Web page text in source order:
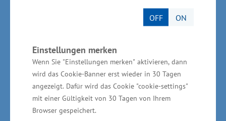
OFF ON
Einstellungen merken
Wenn Sie "Einstellungen merken" aktivieren, dann
wird das Cookie-Banner erst wieder in 30 Tagen
angezeigt. Dafür wird das Cookie "cookie-settings"
mit einer Gültigkeit von 30 Tagen von Ihrem
Browser gespeichert.
hygienische Verstauen von medizinischem
medizinische Funktionswäsche kann den
Patienten und dem Personal den hygienischen
Umgang mit den medizinischen Zugängen
erheblich erleichtern und vor allem
notwendige Kontrollen angenehmer gestalten“,